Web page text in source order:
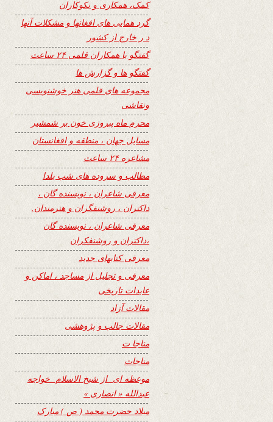
کمک، همکاری و نکوکاران
گرد همایی های افغانها و مشکلات آنها
د ر خارج از کشور
گفتگو با همکاران قلمی ۲۴ ساعت
گفتگو ها و گزارش ها
مجموعه های قلمی هنر خوشنویسی
ونقاشی
محرم ماه پیروزی خون بر شمشیر
مسایل جهان ، منطقه و افغانستان
مشاعره ۲۴ ساعت
مطالب و سروده های شب یلدا
معرفی شاعران ، نویسنده گان ،
داکتران ، روشنفگران و هنرمندان.
معرفی شاعران ، نویسنده گان
،داکتران و روشنفکران
معرفی کتابهای جدید
معرفی و تجلیل از مساجد ، اماکن و
عابدات تاریخی
مقالات آزاد
مقالات جالب و پژوهشی
مناجا ت
مناجات
موعظه ای از شیخ الاسلام خواجه
عبدالله « انصاری »
میلاد حضرت محمد ( ص ) مبارک